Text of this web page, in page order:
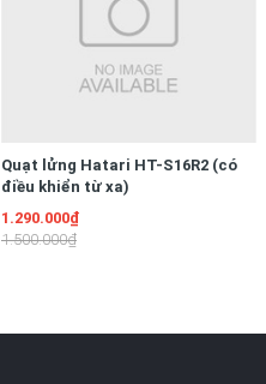
Quạt lửng Hatari HT-S16R2 (có
điều khiển từ xa)
1.290.000₫
1.500.000₫